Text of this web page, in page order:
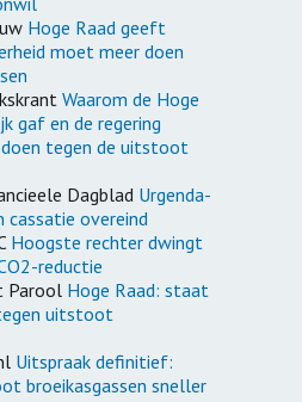
Hoge Raad geeft
moet meer doen
Waarom de Hoge
gaf en de regering
tegen de uitstoot
Dagblad Urgenda-
overeind
Hoogste rechter dwingt
reductie
Parool Hoge Raad: staat
uitstoot
Uitspraak definitief:
broeikasgassen sneller